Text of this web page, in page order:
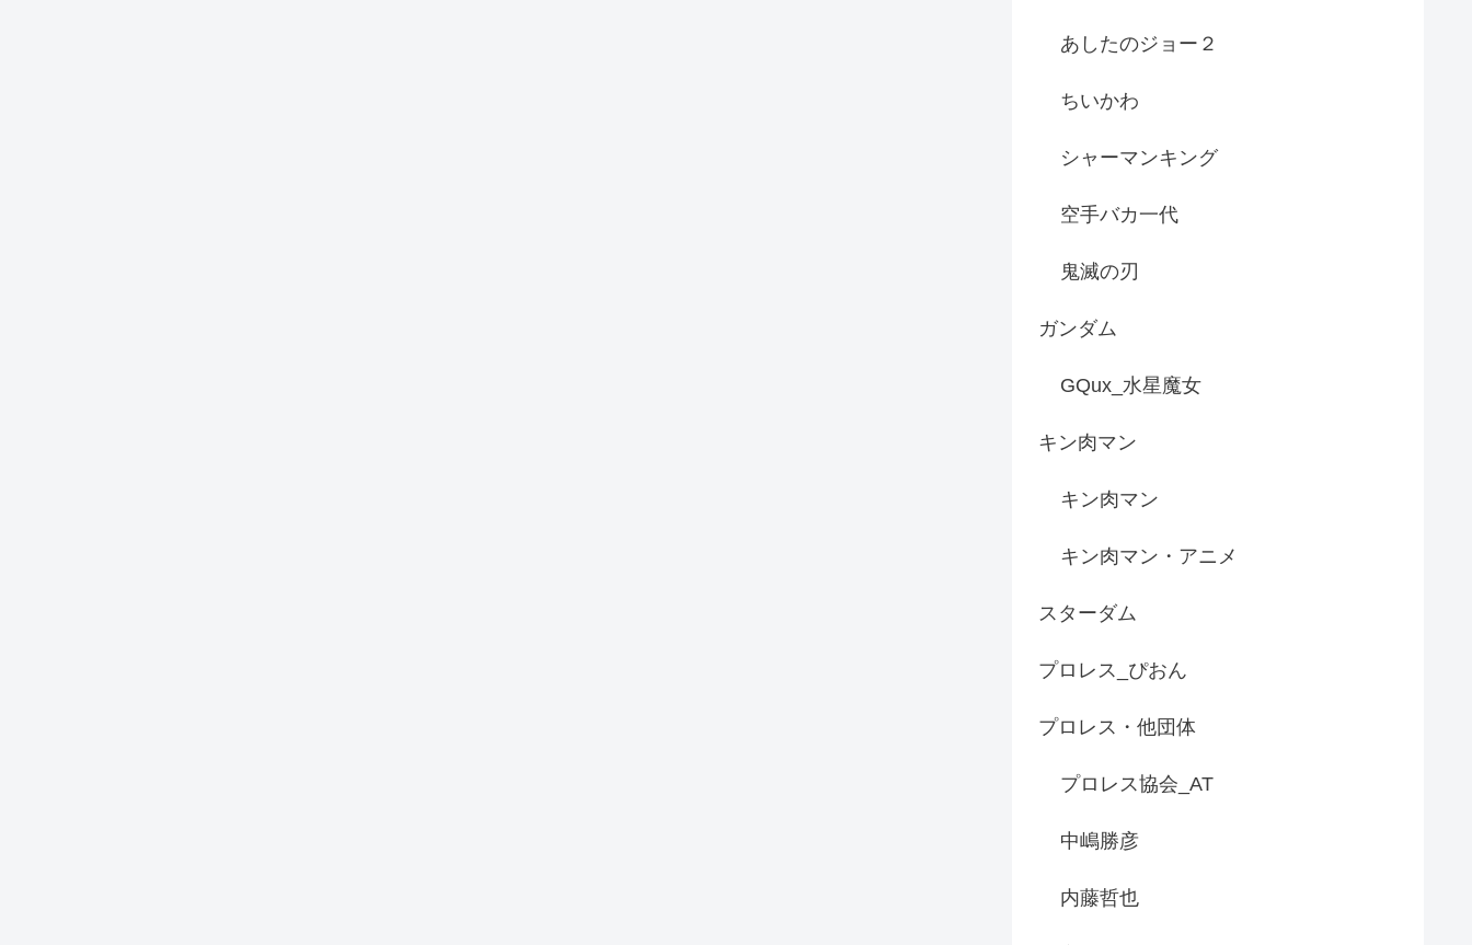
あしたのジョー２
ちいかわ
シャーマンキング
空手バカ一代
鬼滅の刃
ガンダム
GQux_水星魔女
キン肉マン
キン肉マン
キン肉マン・アニメ
スターダム
プロレス_ぴおん
プロレス・他団体
プロレス協会_AT
中嶋勝彦
内藤哲也